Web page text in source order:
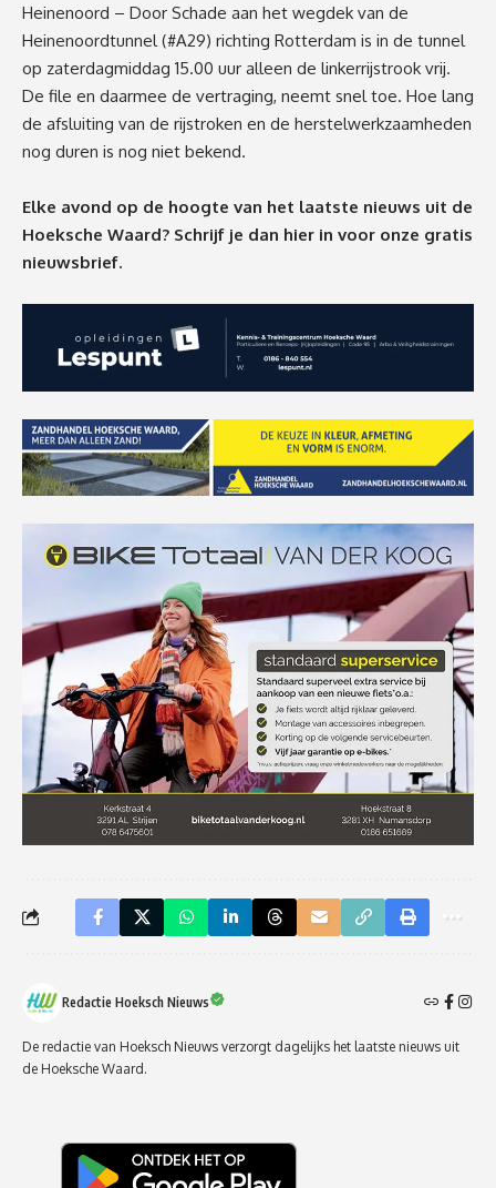
Heinenoord – Door Schade aan het wegdek van de
Heinenoordtunnel (#A29) richting Rotterdam is in de tunnel
op zaterdagmiddag 15.00 uur alleen de linkerrijstrook vrij.
De file en daarmee de vertraging, neemt snel toe. Hoe lang
de afsluiting van de rijstroken en de herstelwerkzaamheden
nog duren is nog niet bekend.
Elke avond op de hoogte van het laatste nieuws uit de
Hoeksche Waard? Schrijf je dan hier in voor onze gratis
nieuwsbrief.
Redactie Hoeksch Nieuws
De redactie van Hoeksch Nieuws verzorgt dagelijks het laatste nieuws uit
de Hoeksche Waard.